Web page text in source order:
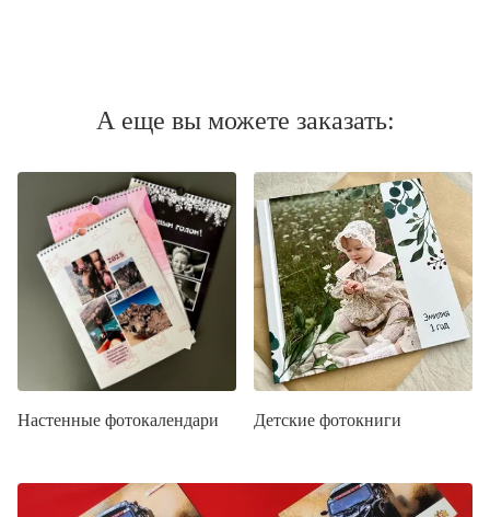
А еще вы можете заказать:
Настенные фотокалендари Детские фотокниги